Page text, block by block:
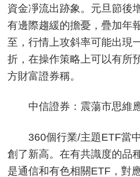
資金凈流出跡象。元旦節後
有邊際趨緩的擔憂，疊加年
至，行情上攻斜率可能出現
折，在操作策略上可以有所
方財富證券稱。
中信證券：震蕩市思維
360個行業/主題ETF當中
創了新高。在有共識度的品
是通信和有色相關ETF，對